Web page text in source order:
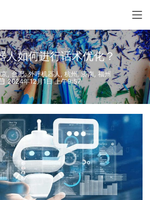
人如何进行话术优化？
, 合肥,外呼机器人, 杭州,济南, 福州
2024年12月1日 上午9:57